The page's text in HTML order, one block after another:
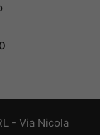
- Via Nicola